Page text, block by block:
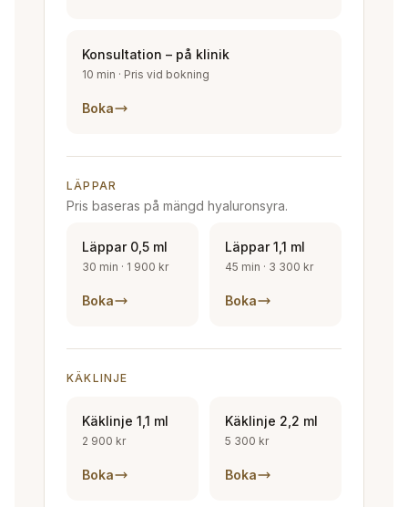
Konsultation – på klinik
10 min · Pris vid bokning
Boka
LÄPPAR
Pris baseras på mängd hyaluronsyra.
Läppar 0,5 ml
30 min · 1 900 kr
Boka
Läppar 1,1 ml
45 min · 3 300 kr
Boka
KÄKLINJE
Käklinje 1,1 ml
2 900 kr
Boka
Käklinje 2,2 ml
5 300 kr
Boka